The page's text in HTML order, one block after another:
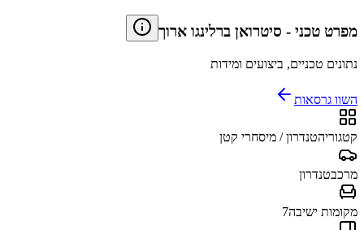
מפרט טכני - סיטרואן ברלינגו ארוך
נתונים טכניים, ביצועים ומידות
השוו גרסאות
קטגוריהטנדרון / מיסחרי קטן
מרכבטנדרון
מקומות ישיבה7